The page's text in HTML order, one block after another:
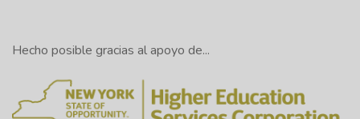
Hecho posible gracias al apoyo de...